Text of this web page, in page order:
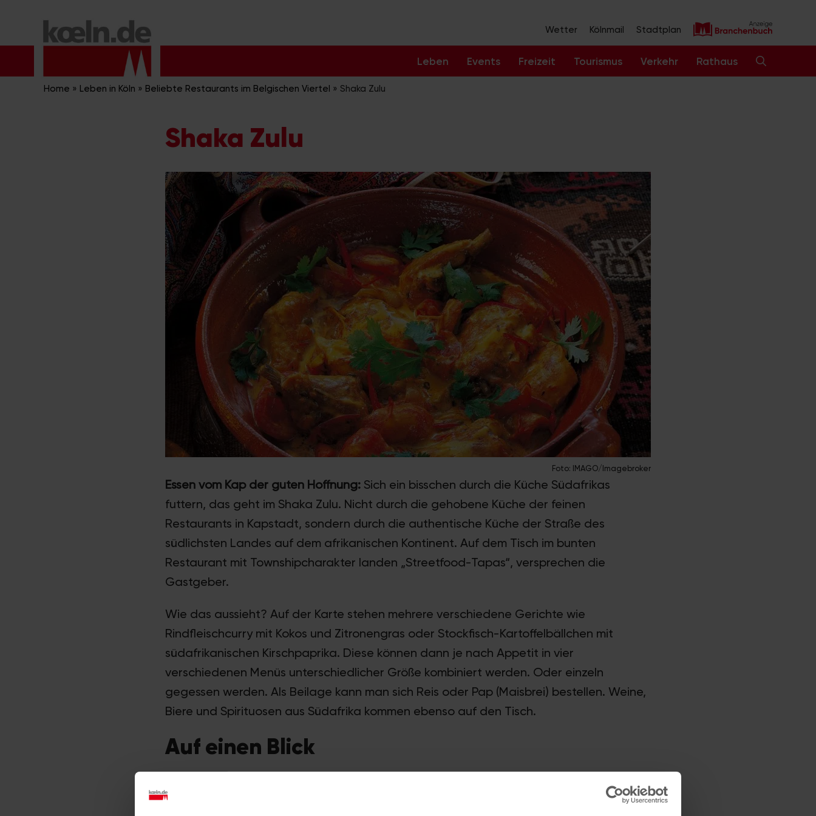
Inhalt
Wetter Kölnmail Stadtplan
Leben Events Freizeit Tourismus Verkehr Rathaus
Home » Leben in Köln » Beliebte Restaurants im Belgischen Viertel » Shaka Zulu
Shaka Zulu
Foto: IMAGO/Imagebroker
Essen vom Kap der guten Hoffnung: Sich ein bisschen durch die Küche Südafrikas
futtern, das geht im Shaka Zulu. Nicht durch die gehobene Küche der feinen
Restaurants in Kapstadt, sondern durch die authentische Küche der Straße des
südlichsten Landes auf dem afrikanischen Kontinent. Auf dem Tisch im bunten
Restaurant mit Townshipcharakter landen „Streetfood-Tapas“, versprechen die
Gastgeber.
Wie das aussieht? Auf der Karte stehen mehrere verschiedene Gerichte wie
Rindfleischcurry mit Kokos und Zitronengras oder Stockfisch-Kartoffelbällchen mit
südafrikanischen Kirschpaprika. Diese können dann je nach Appetit in vier
verschiedenen Menüs unterschiedlicher Größe kombiniert werden. Oder einzeln
gegessen werden. Als Beilage kann man sich Reis oder Pap (Maisbrei) bestellen. Weine,
Biere und Spirituosen aus Südafrika kommen ebenso auf den Tisch.
Auf einen Blick
Adresse